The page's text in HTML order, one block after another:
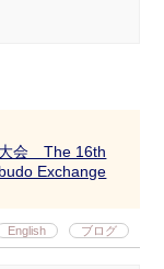
大会 The 16th
Exchange
English ブログ